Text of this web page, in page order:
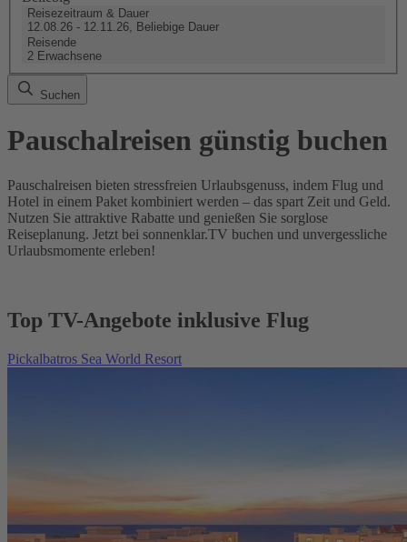
Reisezeitraum & Dauer
12.08.26 - 12.11.26, Beliebige Dauer
Reisende
2 Erwachsene
Suchen
Pauschalreisen günstig buchen
Pauschalreisen bieten stressfreien Urlaubsgenuss, indem Flug und
Hotel in einem Paket kombiniert werden – das spart Zeit und Geld.
Nutzen Sie attraktive Rabatte und genießen Sie sorglose
Reiseplanung. Jetzt bei sonnenklar.TV buchen und unvergessliche
Urlaubsmomente erleben!
Top TV-Angebote inklusive Flug
Pickalbatros Sea World Resort